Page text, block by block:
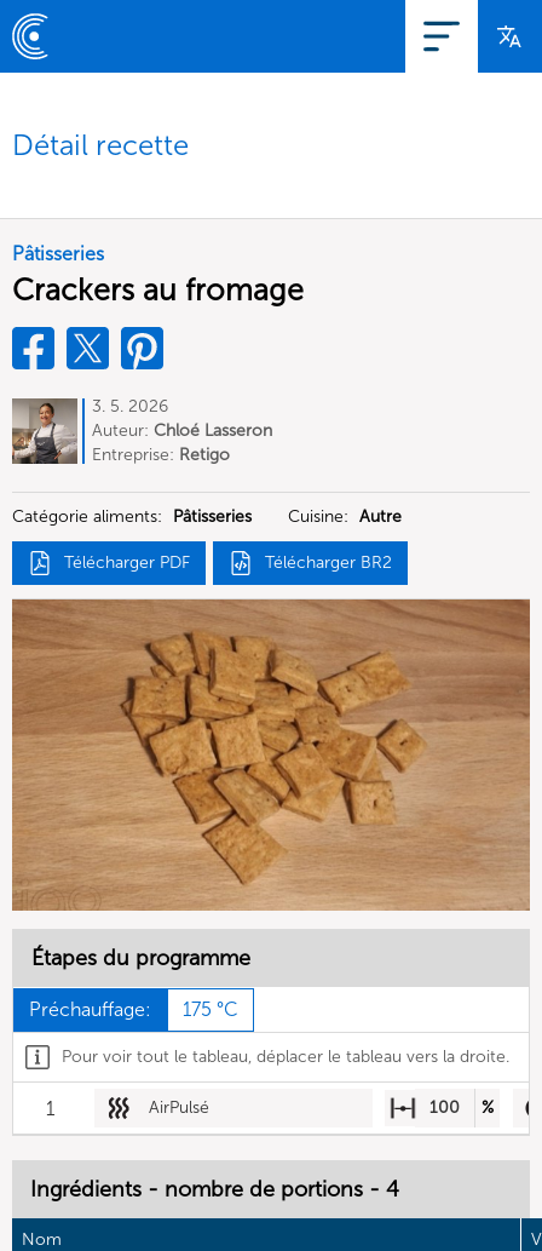
Détail recette
Pâtisseries
Crackers au fromage
3. 5. 2026
Auteur: Chloé Lasseron
Entreprise: Retigo
Catégorie aliments: Pâtisseries Cuisine: Autre
Télécharger PDF Télécharger BR2
Étapes du programme
Préchauffage: 175 °C
Pour voir tout le tableau, déplacer le tableau vers la droite.
1 AirPulsé 100 %
Ingrédients - nombre de portions - 4
Nom